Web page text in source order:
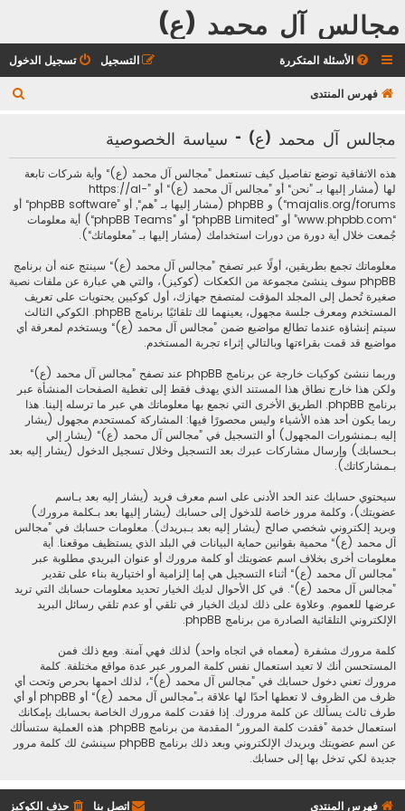
مجالس آل محمد (ع)
الأسئلة المتكررة تسجيل الدخول التسجيل
فهرس المنتدى
مجالس آل محمد (ع) - سياسة الخصوصية
هذه الاتفاقية توضع تفاصيل كيف تستعمل ”مجالس آل محمد (ع)“ وأية شركات تابعة
لها (مشار إليها بـ ”نحن“ أو ”مجالس آل محمد (ع)“ أو ”https://al-
majalis.org/forums“) و phpBB (مشار إليها بـ ”هم“, أو ”phpBB software“ أو
“www.phpbb.com” أو ”phpBB Limited“ أو ”phpBB Teams“) أية معلومات
جُمعت خلال أية دورة من دورات استخدامك (مشار إليها بـ ”معلوماتك“).
معلوماتك تجمع بطريقين، أولًا عبر تصفح ”مجالس آل محمد (ع)“ سينتج عنه أن برنامج
phpBB سوف ينشئ مجموعة من الكعكات (كوكيز)، والتي هي عبارة عن ملفات نصية
صغيرة تُحمل إلى المجلد المؤقت لمتصفح جهازك، أول كوكيين يحتويات على تعريف
المستخدم ومعرف جلسة مجهول، يعينهما لك تلقائيًا برنامج phpBB. الكوكي الثالث
سيتم إنشاؤه عندما تطالع مواضيع ضمن ”مجالس آل محمد (ع)“ ويستخدم لمعرفة أي
مواضيع قد قمت بقراءتها وبالتالي إثراء تجربة المستخدم.
وربما ننشئ كوكيات خارجة عن برنامج phpBB عند تصفح ”مجالس آل محمد (ع)“
ولكن هذا خارج نطاق هذا المستند الذي يهدف فقط إلى تغطية الصفحات المنشأة عبر
برنامج phpBB. الطريق الأخرى التي نجمع بها معلوماتك هي عبر ما ترسله إلينا. هذا
ربما يكون أحد هذه الأشياء وليس محصورًا فيها: المشاركة كمستحدم مجهول (يشار
إليه بـمنشورات المجهول) أو التسجيل في ”مجالس آل محمد (ع)“ (يشار إلي
بـحسابك) وإرسال مشاركات عبرك بعد التسجيل وخلال تسجيل الدخول (يشار إليه بعد
بـمشاركاتك).
سيحتوي حسابك عند الحد الأدنى على اسم معرف فريد (يشار إليه بعد بـاسم
عضويتك)، وكلمة مرور خاصة للدخول إلى حسابك (يشار إليها بعد بـكلمة مرورك)
وبريد إلكتروني شخصي صالح (يشار إليه بعد بـبريدك). معلومات حسابك في ”مجالس
آل محمد (ع)“ محمية بقوانين حماية البيانات في البلد الذي يستظيف موقعنا. أية
معلومات أخرى بخلاف اسم عضويتك أو كلمة مرورك أو عنوان البريدي مطلوبة عبر
”مجالس آل محمد (ع)“ أثناء التسجيل هي إما إلزامية أو اختيارية بناء على تقدير
”مجالس آل محمد (ع)“. في كل الأحوال لديك الخيار تحديد معلومات حسابك التي تريد
عرضها للعموم. وعلاوة على ذلك لديك الخيار في تلقي أو عدم تلقي رسائل البريد
الإلكتروني التلقائية الصادرة من برنامج phpBB.
كلمة مرورك مشفرة (معماه في اتجاه واحد) لذلك فهي آمنة. ومع ذلك فمن
المستحسن أنك لا تعيد استعمال نفس كلمة المرور عبر عدة مواقع مختلفة. كلمة
مرورك تعني دخول حسابك في ”مجالس آل محمد (ع)“، لذلك احمها بحرص وتحت أي
ظرف من الظروف لا تعطها أحدًا لها علاقة بـ”مجالس آل محمد (ع)“ أو phpBB أو أي
طرف ثالث يسألك عن كلمة مرورك. إذا فقدت كلمة مرورك الخاصة بحسابك بإمكانك
استعمال خدمة ”فقدت كلمة المرور“ المقدمة من برنامج phpBB. هذه العملية ستسألك
عن اسم عضويتك وبريدك الإلكتروني وبعد ذلك برنامج phpBB سينشئ لك كلمة مرور
جديدة لكي تدخل بها إلى حسابك.
فهرس المنتدى حذف الكوكيز اتصل بنا